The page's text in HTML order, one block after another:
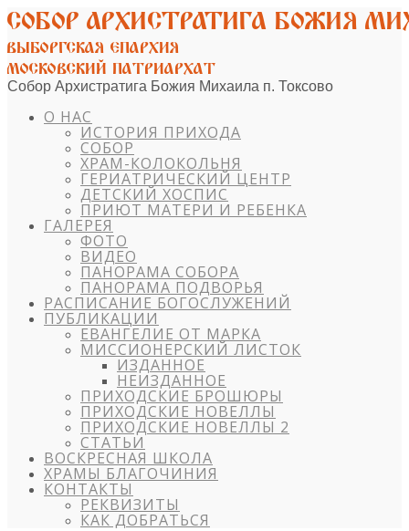
Собор Архистратига Божия Михаила п. Токсово
О НАС
ИСТОРИЯ ПРИХОДА
СОБОР
ХРАМ-КОЛОКОЛЬНЯ
ГЕРИАТРИЧЕСКИЙ ЦЕНТР
ДЕТСКИЙ ХОСПИС
ПРИЮТ МАТЕРИ И РЕБЕНКА
ГАЛЕРЕЯ
ФОТО
ВИДЕО
ПАНОРАМА СОБОРА
ПАНОРАМА ПОДВОРЬЯ
РАСПИСАНИЕ БОГОСЛУЖЕНИЙ
ПУБЛИКАЦИИ
ЕВАНГЕЛИЕ ОТ МАРКА
МИССИОНЕРСКИЙ ЛИСТОК
ИЗДАННОЕ
НЕИЗДАННОЕ
ПРИХОДСКИЕ БРОШЮРЫ
ПРИХОДСКИЕ НОВЕЛЛЫ
ПРИХОДСКИЕ НОВЕЛЛЫ 2
СТАТЬИ
ВОСКРЕСНАЯ ШКОЛА
ХРАМЫ БЛАГОЧИНИЯ
КОНТАКТЫ
РЕКВИЗИТЫ
КАК ДОБРАТЬСЯ